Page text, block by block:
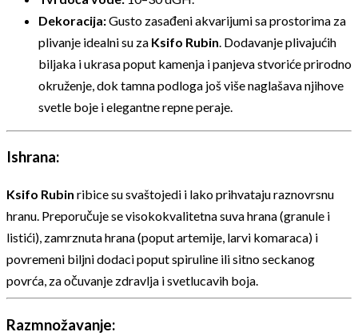
Dekoracija:Gusto zasađeni akvarijumi sa prostorima za
plivanje idealni su za Ksifo Rubin . Dodavanje plivajućih
biljaka i ukrasa poput kamenja i panjeva stvoriće prirodno
okruženje, dok tamna podloga još više naglašava njihove
svetle boje i elegantne repne peraje.
Ishrana:
Ksifo Rubin ribice su svaštojedi i lako prihvataju raznovrsnu
hranu. Preporučuje se visokokvalitetna suva hrana (granule i
listići), zamrznuta hrana (poput artemije, larvi komaraca) i
povremeni biljni dodaci poput spiruline ili sitno seckanog
povrća, za očuvanje zdravlja i svetlucavih boja.
Razmnožavanje: